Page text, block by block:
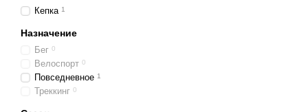
Кепка 1
Назначение
Бег 0
Велоспорт 0
Повседневное 1
Треккинг 0